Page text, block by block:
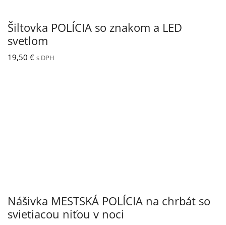
Šiltovka POLÍCIA so znakom a LED
svetlom
19,50 € s DPH
Nášivka MESTSKÁ POLÍCIA na chrbát so
svietiacou niťou v noci